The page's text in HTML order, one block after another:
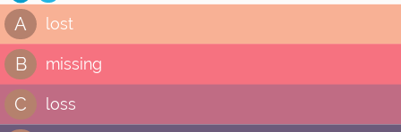
A lost
B missing
C loss